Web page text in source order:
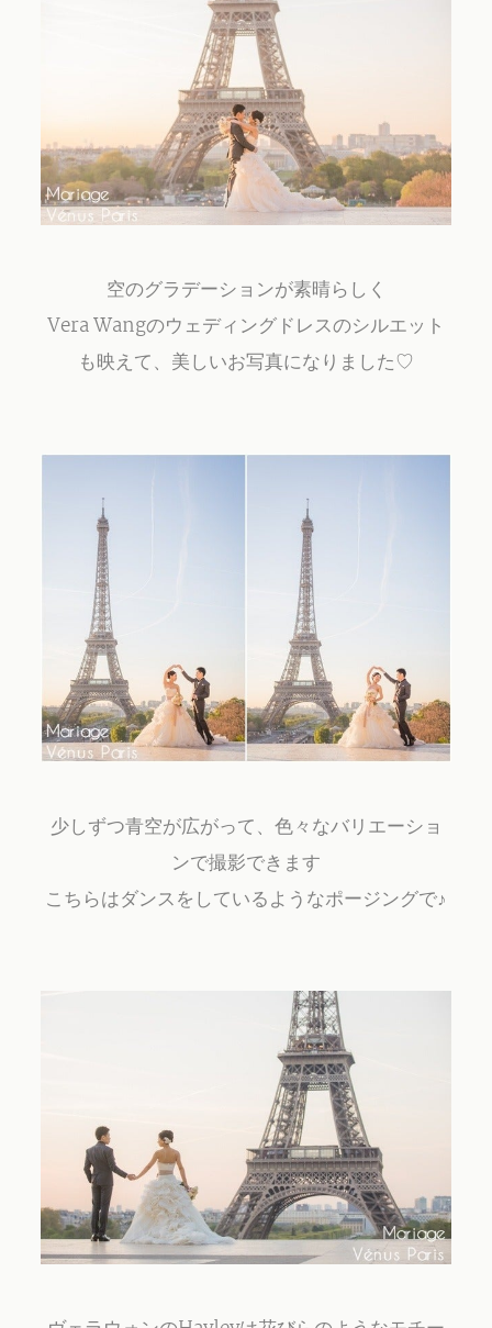
空のグラデーションが素晴らしく
Vera Wangのウェディングドレスのシルエット
も映えて、美しいお写真になりました♡
少しずつ青空が広がって、色々なバリエーショ
ンで撮影できます
こちらはダンスをしているようなポージングで♪